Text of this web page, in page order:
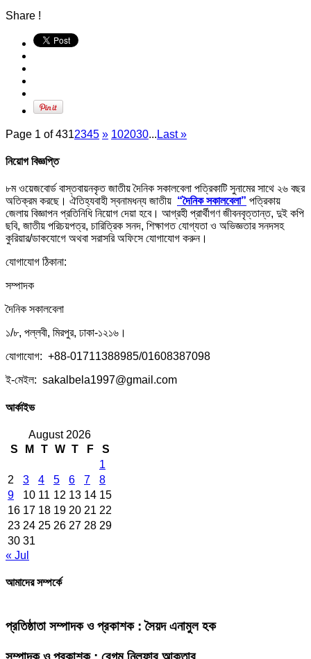
Share !
Page 1 of 4312345 » 102030... Last »
নিয়োগ বিজ্ঞপ্তি
৮ম ওয়েজবোর্ড বাস্তবায়নকৃত জাতীয় দৈনিক সকালবেলা পত্রিকাটি সুনামের সাথে ২৬ বছর
অতিক্রম করছে। ঐতিহ্যবাহী স্বনামধন্য জাতীয় “দৈনিক সকালবেলা” পত্রিকায়
জেলায় বিজ্ঞাপন প্রতিনিধি নিয়োগ দেয়া হবে। আগ্রহী প্রার্থীগণ জীবনবৃত্তান্ত, দুই কপি
ছবি, জাতীয় পরিচয়পত্র, চারিত্রিক সনদ, শিক্ষাগত যোগ্যতা ও অভিজ্ঞতার সনদসহ
কুরিয়ার/ডাকযোগে অথবা সরাসরি অফিসে যোগাযোগ করুন।
যোগাযোগ ঠিকানা:
সম্পাদক
দৈনিক সকালবেলা
১/৮, পল্লবী, মিরপুর, ঢাকা-১২১৬।
যোগাযোগ: +88-01711388985/01608387098
ই-মেইল: sakalbela1997@gmail.com
আর্কাইভ
August 2026
S
M T W T F
S
1
2
3 4 5 6 7
8
9
10 11 12 13 14 15
16 17 18 19 20 21 22
23 24 25 26 27 28 29
30 31
« Jul
আমাদের সম্পর্কে
প্রতিষ্ঠাতা সম্পাদক ও প্রকাশক : সৈয়দ এনামুল হক